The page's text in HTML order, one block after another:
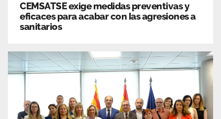
CEMSATSE exige medidas preventivas y
eficaces para acabar con las agresiones a
sanitarios